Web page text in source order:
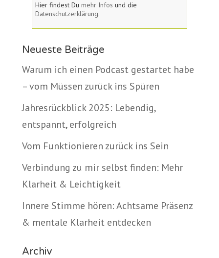
Hier findest Du mehr Infos und die
Datenschutzerklärung.
Neueste Beiträge
Warum ich einen Podcast gestartet habe
– vom Müssen zurück ins Spüren
Jahresrückblick 2025: Lebendig,
entspannt, erfolgreich
Vom Funktionieren zurück ins Sein
Verbindung zu mir selbst finden: Mehr
Klarheit & Leichtigkeit
Innere Stimme hören: Achtsame Präsenz
& mentale Klarheit entdecken
Archiv